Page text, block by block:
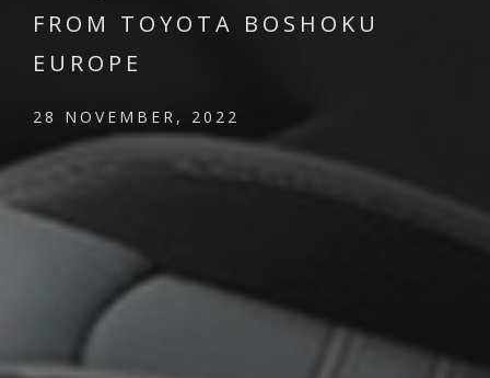
FROM TOYOTA BOSHOKU
EUROPE
28 NOVEMBER, 2022